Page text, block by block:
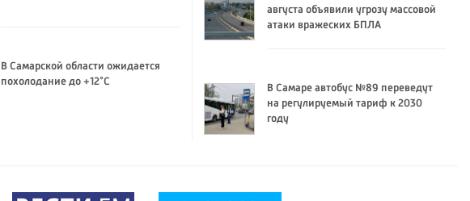
В Самарской области ожидается
похолодание до +12°C
августа объявили угрозу массовой
атаки вражеских БПЛА
В Самаре автобус №89 переведут
на регулируемый тариф к 2030
году